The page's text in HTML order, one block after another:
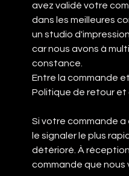
avez validé votre
dans les meilleures
un studio
car nous avons à
constance.
Entre la commande
Politique de retour et
Si votre commande
le signaler le plus
détérioré. À
commande que nous